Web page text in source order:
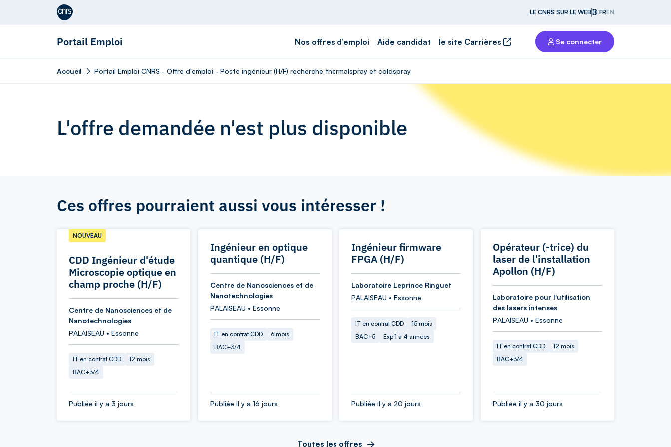
Aller au contenu
LE CNRS SUR LE WEB FREN
Portail Emploi Nos offres d’emploi Aide candidat le site Carrières Se connecter
Accueil Portail Emploi CNRS - Offre d'emploi - Poste ingénieur (H/F) recherche thermalspray et coldspray
L'offre demandée n'est plus disponible
Ces offres pourraient aussi vous intéresser !
CDD Ingénieur d'étude
Microscopie optique en
champ proche (H/F)
NOUVEAU
Centre de Nanosciences et de
Nanotechnologies
PALAISEAU • Essonne
IT en contrat CDD
12 mois
BAC+3/4
Publiée il y a 3 jours
Ingénieur en optique
quantique (H/F)
Centre de Nanosciences et de
Nanotechnologies
PALAISEAU • Essonne
IT en contrat CDD
6 mois
BAC+3/4
Publiée il y a 16 jours
Ingénieur firmware
FPGA (H/F)
Laboratoire Leprince Ringuet
PALAISEAU • Essonne
IT en contrat CDD
15 mois
BAC+5
Exp 1 à 4 années
Publiée il y a 20 jours
Opérateur (-trice) du
laser de l'installation
Apollon (H/F)
Laboratoire pour l'utilisation
des lasers intenses
PALAISEAU • Essonne
IT en contrat CDD
12 mois
BAC+3/4
Publiée il y a 30 jours
Toutes les offres